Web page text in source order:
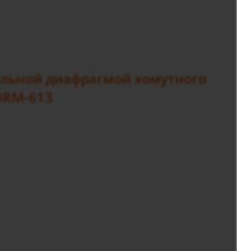
диафрагмой хомутного
613